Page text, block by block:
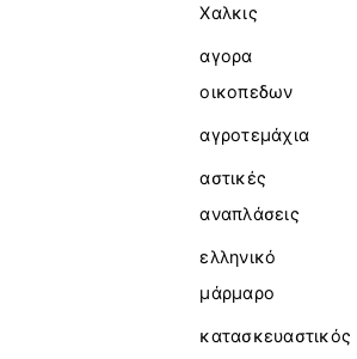
Χαλκις
αγορα
οικοπεδων
αγροτεμάχια
αστικές
αναπλάσεις
ελληνικό
μάρμαρο
κατασκευαστικός